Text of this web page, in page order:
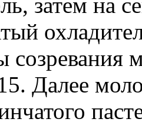
созревания
Далее